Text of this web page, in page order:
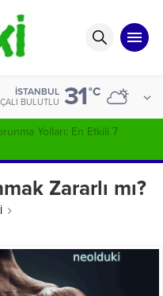
İSTANBUL
BULUTLU 31°C
?
Zararlı mı?